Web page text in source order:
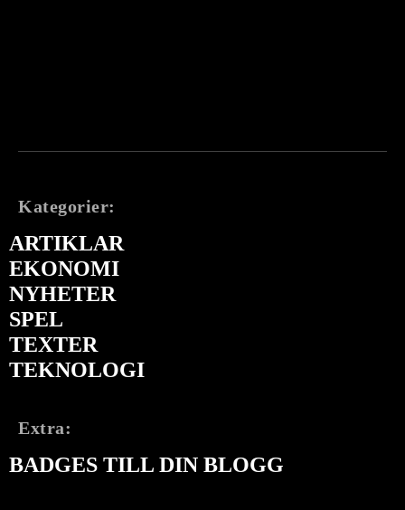
Kategorier:
ARTIKLAR
EKONOMI
NYHETER
SPEL
TEXTER
TEKNOLOGI
Extra:
BADGES TILL DIN BLOGG